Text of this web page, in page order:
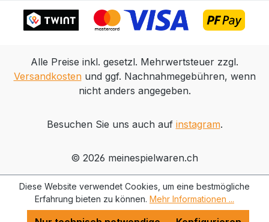
Kopieren
Alle Preise inkl. gesetzl. Mehrwertsteuer zzgl.
Versandkostenund ggf. Nachnahmegebühren, wenn
nicht anders angegeben.
Besuchen Sie uns auch auf instagram.
© 2026 meinespielwaren.ch
Diese Website verwendet Cookies, um eine bestmögliche
Erfahrung bieten zu können. Mehr Informationen ...